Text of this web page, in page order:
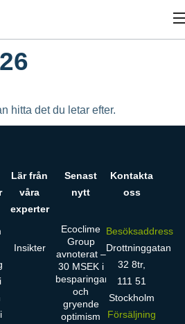
hitta det du letar efter.
Lär från
våra
experter
Insikter
Senast
nytt
Ecoclime
Group
avnoterat –
30 MSEK i
besparingar
och
gryende
optimism
Kontakta
oss
Besöksaddress
Drottninggatan
32 8tr,
111 51
Stockholm
Försäljning